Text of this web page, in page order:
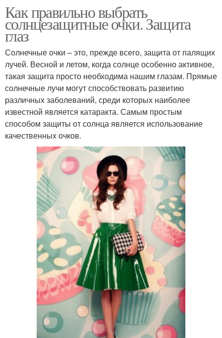
Как правильно выбрать
солнцезащитные очки. Защита
глаз
Солнечные очки – это, прежде всего, защита от палящих
лучей. Весной и летом, когда солнце особенно активное,
такая защита просто необходима нашим глазам. Прямые
солнечные лучи могут способствовать развитию
различных заболеваний, среди которых наиболее
известной является катаракта. Самым простым
способом защиты от солнца является использование
качественных очков.